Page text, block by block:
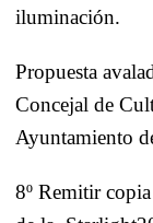
iluminación.
Propuesta
Concejal de
Ayuntamiento
8º Remitir